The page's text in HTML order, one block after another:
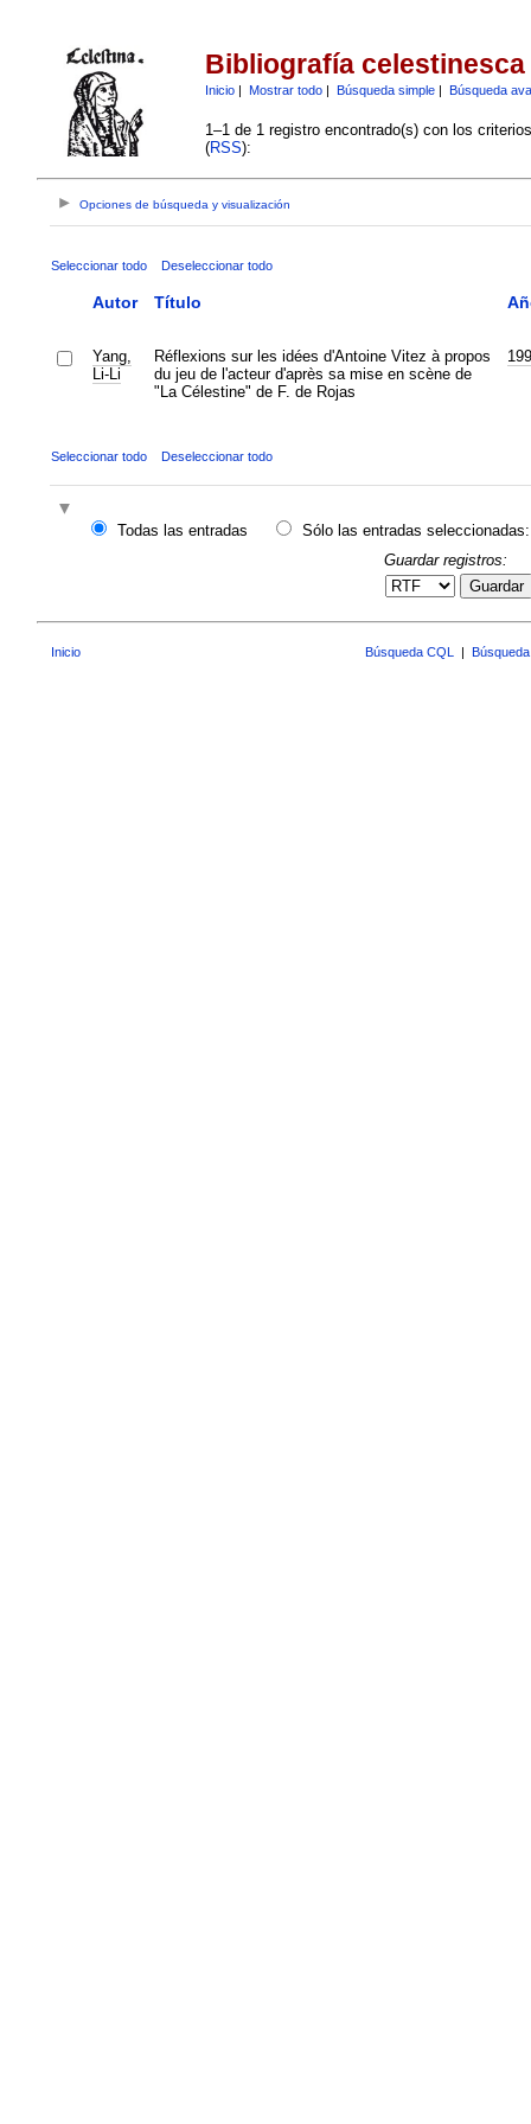
Bibliografía celestinesca
Inicio| Mostrar todo| Búsqueda simple| Búsqueda
1–1 de 1 registro encontrado(s) con los
(RSS):
Opciones de búsqueda y visualización
Seleccionar todo Deseleccionar todo
Autor Título
Yang,
Li-Li
Réflexions sur les idées d'Antoine Vitez à propos
du jeu de l'acteur d'après sa mise en scène de
"La Célestine" de F. de Rojas
Seleccionar todo Deseleccionar todo
Todas las entradas
Sólo las entradas seleccionadas:
Guardar registros:
Guardar
Inicio Búsqueda CQL